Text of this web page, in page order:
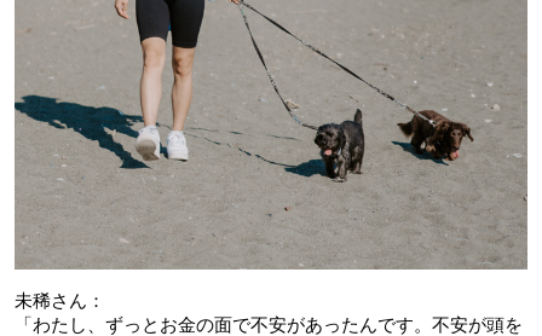
未稀さん：
「わたし、ずっとお金の面で不安があったんです。不安が頭を